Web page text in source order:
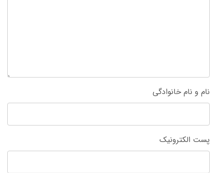
نام و نام خانوادگی
پست الکترونیک